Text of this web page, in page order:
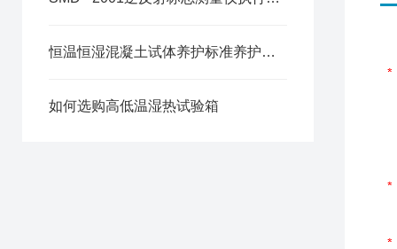
恒温恒湿混凝土试体养护标准养护箱 操作规程
如何选购高低温湿热试验箱